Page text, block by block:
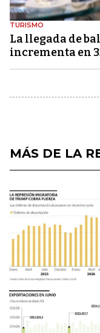
TURISMO
La llegada de
incrementa en
MÁS DE LA